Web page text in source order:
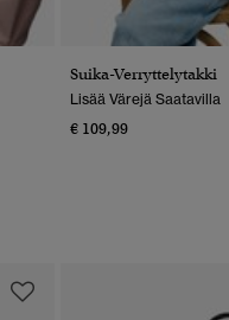
Suika-Verryttelytakki
Lisää Värejä Saatavilla
€ 109,99